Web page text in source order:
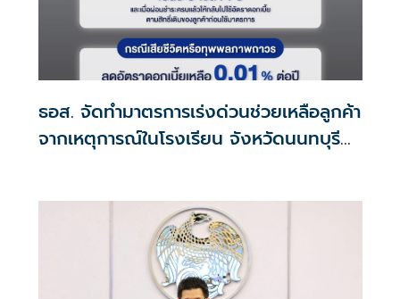
ธอส. จัดทำมาตรการเร่งด่วนช่วยเหลือลูกค้า
จากเหตุการณ์ในโรงเรียน จังหวัดนนทบุรี